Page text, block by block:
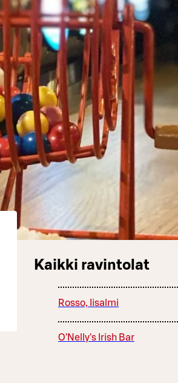
Kaikki ravintolat
Rosso, Iisalmi
O'Nelly's Irish Bar